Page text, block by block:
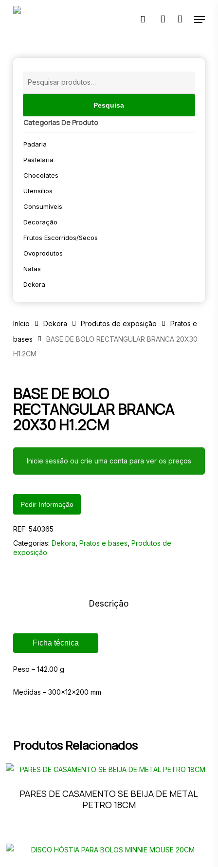
Skip
🔍
pesquisaraccount
Menu
Pesquisa
Categorias De Produto
Padaria
Pastelaria
Chocolates
Utensílios
Consumíveis
Decoração
Frutos Escorridos/secos
Ovoprodutos
Natas
Dekora
Início Dekora Produtos de exposição
Pratos e
bases
BASE DE BOLO RECTANGULAR BRANCA 20X30
H1.2CM
BASE DE BOLO
RECTANGULAR BRANCA
20X30 H1.2CM
Inicie sessão ou crie uma conta para ver os preços
Pedir Informação
REF: 540365
Categorias: Dekora Pratos e bases Produtos de
exposição
Descrição
Ficha técnica
Peso – 142.00 g
Medidas – 300x12x200 mm
Produtos Relacionados
PARES DE CASAMENTO SE BEIJA DE METAL
PETRO 18CM